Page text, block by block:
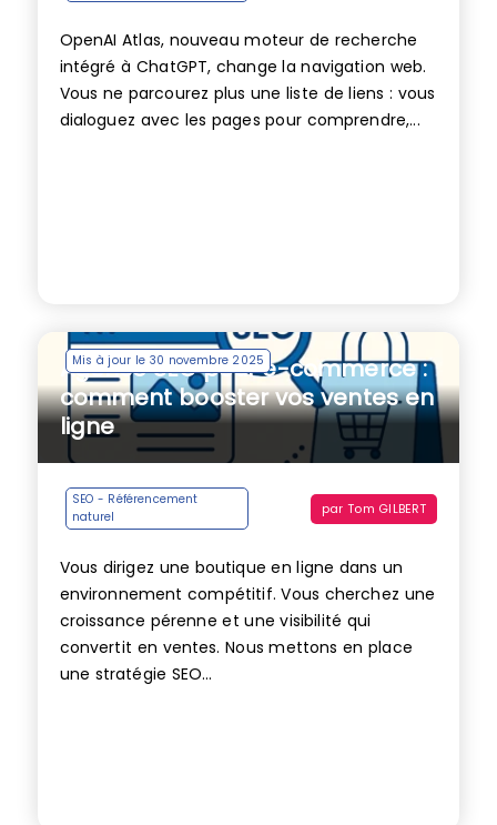
OpenAI Atlas, nouveau moteur de recherche
intégré à ChatGPT, change la navigation web.
Vous ne parcourez plus une liste de liens : vous
dialoguez avec les pages pour comprendre,...
Mis à jour le 30 novembre 2025
Agence SEO pour e-commerce :
comment booster vos ventes en
ligne
SEO - Référencement
naturel
parTom GILBERT
Vous dirigez une boutique en ligne dans un
environnement compétitif. Vous cherchez une
croissance pérenne et une visibilité qui
convertit en ventes. Nous mettons en place
une stratégie SEO...